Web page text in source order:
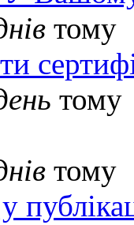
тому
тому
тому